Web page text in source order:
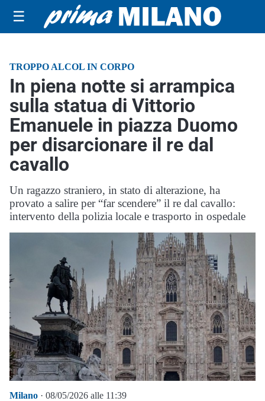
☰
TROPPO ALCOL IN CORPO
In piena notte si arrampica
sulla statua di Vittorio
Emanuele in piazza Duomo
per disarcionare il re dal
cavallo
Un ragazzo straniero, in stato di alterazione, ha
provato a salire per “far scendere” il re dal cavallo:
intervento della polizia locale e trasporto in ospedale
Milano · 08/05/2026 alle 11:39